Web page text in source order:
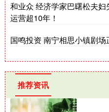
和业众 经济学家巴曙松夫
运营超10年！
国鸣投资 南宁相思小镇剧场
推荐资讯